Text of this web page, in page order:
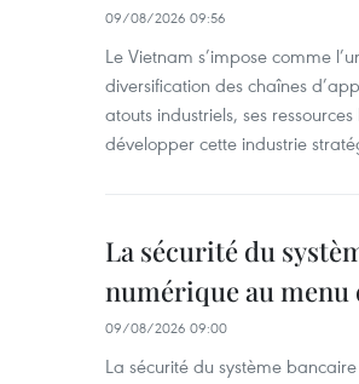
09/08/2026 09:56
Le Vietnam s’impose comme
diversification des chaînes
atouts industriels, ses
développer cette industrie
La sécurité du
numérique au menu
09/08/2026 09:00
La sécurité du système